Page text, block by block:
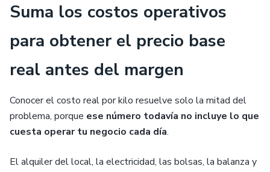
Suma los costos operativos
para obtener el precio base
real antes del margen
Conocer el costo real por kilo resuelve solo la mitad del
problema, porque ese número todavía no incluye lo que
cuesta operar tu negocio cada día.
El alquiler del local, la electricidad, las bolsas, la balanza y